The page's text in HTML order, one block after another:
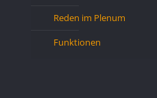
Reden im Plenum
Funktionen